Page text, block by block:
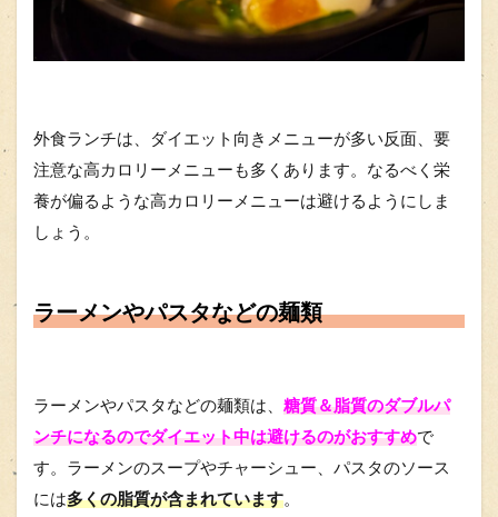
外食ランチは、ダイエット向きメニューが多い反面、要
注意な高カロリーメニューも多くあります。なるべく栄
養が偏るような高カロリーメニューは避けるようにしま
しょう。
ラーメンやパスタなどの麺類
ラーメンやパスタなどの麺類は、 糖質＆脂質のダブルパ
ンチになるのでダイエット中は避けるのがおすすめで
す。ラーメンのスープやチャーシュー、パスタのソース
には多くの脂質が含まれています。